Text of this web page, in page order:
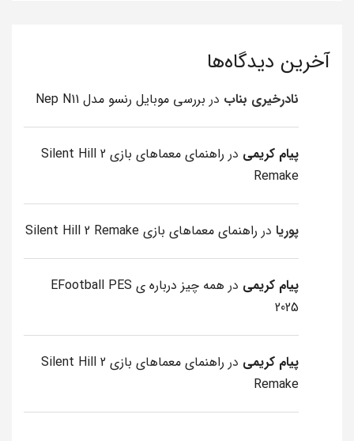
آخرین دیدگاه‌ها
نادرخیری بناب در بررسی موبایل رنسو مدل Nep N11
پیام کریمی در
راهنمای معماهای بازی Silent Hill 2
Remake
پوریا در راهنمای معماهای بازی Silent Hill 2 Remake
پیام کریمی در
همه چیز درباره ی EFootball PES
2025
پیام کریمی در
راهنمای معماهای بازی Silent Hill 2
Remake